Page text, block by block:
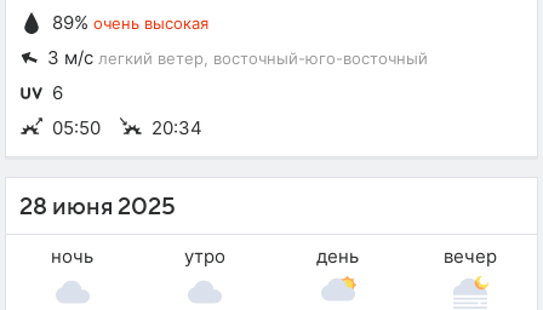
89% очень высокая
3 м/с легкий ветер , восточный-юго-восточный
6
05:50
20:34
28 июня 2025
ночь утро день вечер